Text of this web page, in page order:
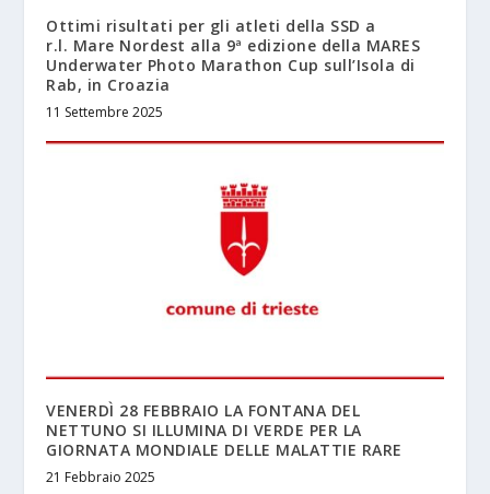
Ottimi risultati per gli atleti della SSD a
r.l. Mare Nordest alla 9ª edizione della MARES
Underwater Photo Marathon Cup sull’Isola di
Rab, in Croazia
11 Settembre 2025
VENERDÌ 28 FEBBRAIO LA FONTANA DEL
NETTUNO SI ILLUMINA DI VERDE PER LA
GIORNATA MONDIALE DELLE MALATTIE RARE
21 Febbraio 2025